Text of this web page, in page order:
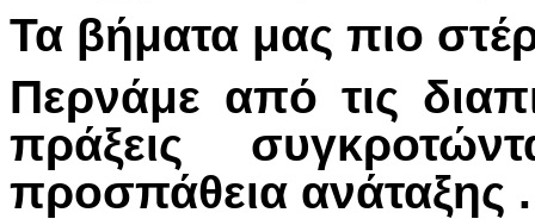
Τα βήματα μας πιο
Περνάμε από τις
πράξεις
προσπάθεια ανάταξης .